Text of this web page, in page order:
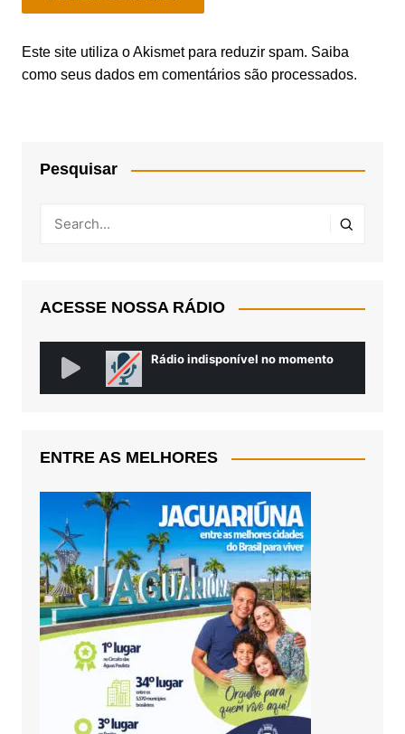
Este site utiliza o Akismet para reduzir spam. Saiba
como seus dados em comentários são processados.
Pesquisar
ACESSE NOSSA RÁDIO
ENTRE AS MELHORES